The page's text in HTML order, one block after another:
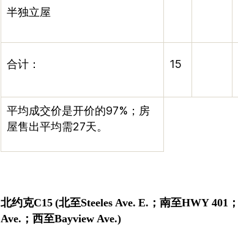
半独立屋
合计： 15
平均成交价是开价的97% ；房
屋售出平均需27天。
北约克C15(北至Steeles Ave. E. ； 南至HWY 401 ；
Ave. ； 西至Bayview Ave.)